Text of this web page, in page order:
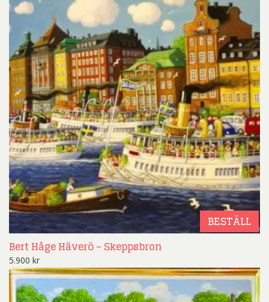
BESTÄLL
Bert Håge Häverö – Skeppsbron
5.900 kr